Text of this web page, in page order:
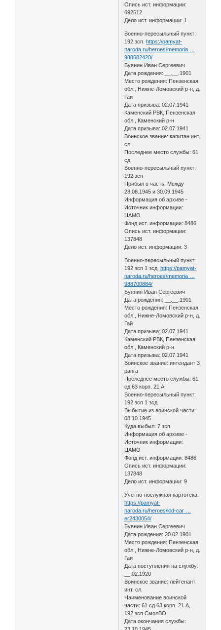
Опись ист. информации:
692512
Дело ист. информации: 1
Военно-пересыльный пункт:
192 зсп.https://pamyat-
naroda.ru/heroes/memoria …
988682420/
Буянин Иван Сергеевич
Дата рождения: __.__.1901
Место рождения: Пензенская
обл., Нижне-Ломовский р-н, д.
Гаи
Дата призыва: 02.07.1941
Каменский РВК, Пензенская
обл., Каменский р-н
Дата призыва: 02.07.1941
Воинское звание: капитан инт.
сл.
Последнее место службы: 61
сд
Военно-пересыльный пункт:
192 зсп
Прибыл в часть: Между
28.08.1945 и 30.09.1945
Информация об архиве -
Источник информации:
ЦАМО
Фонд ист. информации: 8486
Опись ист. информации:
137848
Дело ист. информации: 3
Военно-пересыльный пункт:
192 зсп 1 зсд.https://pamyat-
naroda.ru/heroes/memoria …
988700884/
Буянин Иван Сергеевич
Дата рождения: __.__.1901
Место рождения: Пензенская
обл., Нижне-Ломовский р-н, д.
Гай
Дата призыва: 02.07.1941
Каменский РВК, Пензенская
обл., Каменский р-н
Дата призыва: 02.07.1941
Воинское звание: интендант 3
ранга
Последнее место службы: 61
сд 63 корп. 21 А
Военно-пересыльный пункт:
192 зсп 1 зсд
Выбытие из воинской части:
08.10.1945
Куда выбыл: 7 зсп
Информация об архиве -
Источник информации:
ЦАМО
Фонд ист. информации: 8486
Опись ист. информации:
137848
Дело ист. информации: 9
Учетно-послужная картотека.
https://pamyat-
naroda.ru/heroes/kld-car …
er2430054/
Буянин Иван Сергеевич
Дата рождения: 20.02.1901
Место рождения: Пензенская
обл., Нижне-Ломовский р-н, д.
Гаи
Дата поступления на службу:
__.02.1920
Воинское звание: лейтенант
инт. сл.
Наименование воинской
части: 61 сд 63 корп. 21 А,
192 зсп СмолВО
Дата окончания службы:
23.10.1945